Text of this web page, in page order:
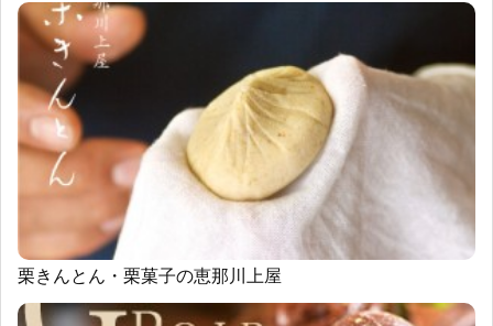
栗きんとん・栗菓子の恵那川上屋